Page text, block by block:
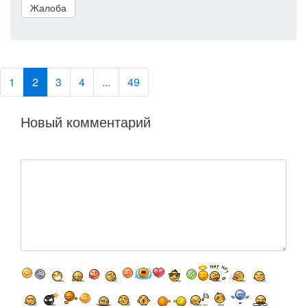
Жалоба
1 2 3 4 ... 49
Новый комментарий